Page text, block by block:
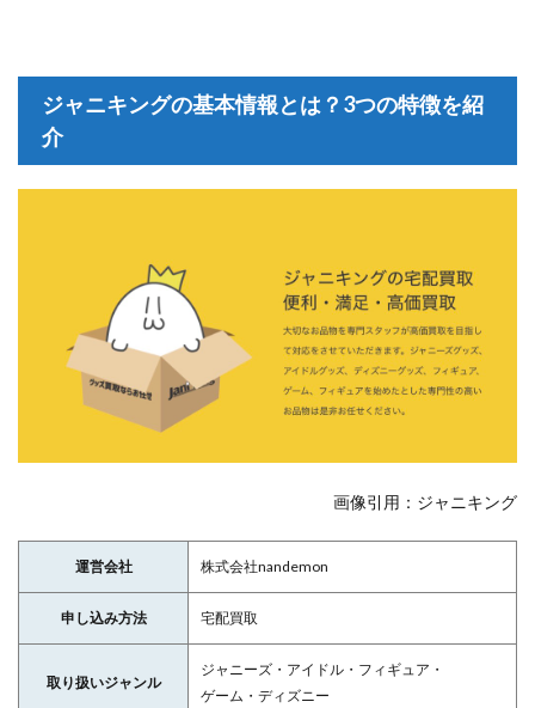
ジャニキングの基本情報とは？3つの特徴を紹
介
画像引用：ジャニキング
運営会社 株式会社nandemon
申し込み方法 宅配買取
取り扱いジャンル
ジャニーズ・アイドル・フィギュア・
ゲーム・ディズニー